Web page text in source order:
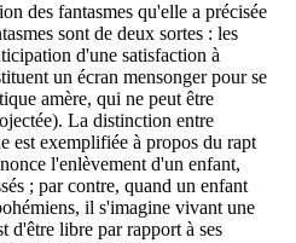
des fantasmes qu'elle a précisée
sont de deux sortes : les
d'une satisfaction à
un écran mensonger pour se
amère, qui ne peut être
La distinction entre
est exemplifiée à propos du rapt
l'enlèvement d'un enfant,
; par contre, quand un enfant
il s'imagine vivant une
d'être libre par rapport à ses